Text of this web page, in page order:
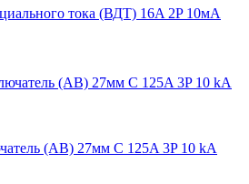
тока (ВДТ) 16A 2P 10мА
(АВ) 27мм C 125A 3P 10 kA